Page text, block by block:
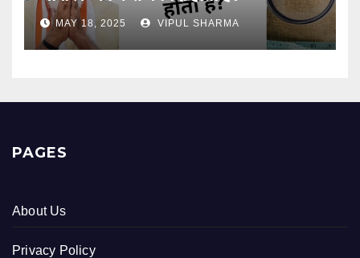
MAY 18, 2025 VIPUL SHARMA
PAGES
About Us
Privacy Policy